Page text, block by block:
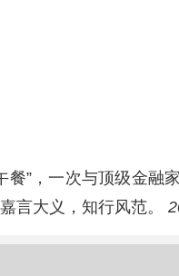
餐”，一次与顶级金
言大义，知行风范。